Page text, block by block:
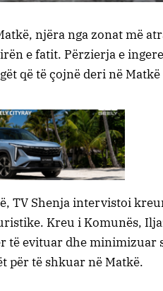
njëra nga zonat më
e fatit. Përzierja e
që të çojnë deri në
TV Shenja intervistoi
Kreu i Komunës,
të evituar dhe minimizuar
për të shkuar në Matkë.